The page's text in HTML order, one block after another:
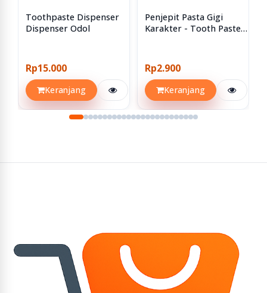
Toothpaste Dispenser
Dispenser Odol
Rp15.000
Keranjang
Penjepit Pasta Gigi
Karakter - Tooth Paste
Rp2.900
Keranjang